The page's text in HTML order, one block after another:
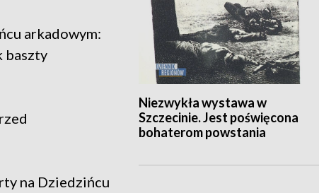
Niezwykła wystawa w
Szczecinie. Jest poświęcona
bohaterom powstania
arkadowym:
baszty
na Dziedzińcu